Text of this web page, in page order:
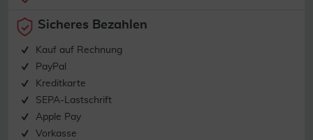
Sicheres Bezahlen
Kauf auf Rechnung
PayPal
Kreditkarte
SEPA-Lastschrift
Apple Pay
Vorkasse